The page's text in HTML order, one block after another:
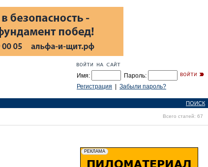
Имя:
Пароль:
Регистрация
Забыли пароль?
ПОИСК
Всего статей: 67